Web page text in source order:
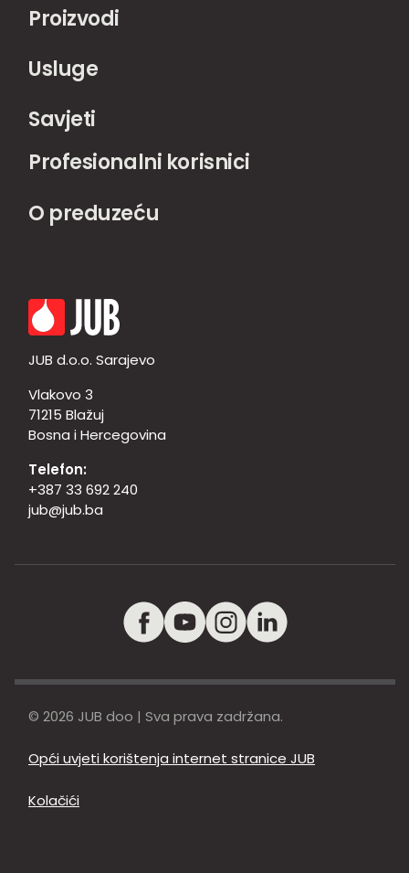
Proizvodi
Usluge
Savjeti
Profesionalni korisnici
O preduzeću
JUB d.o.o. Sarajevo
Vlakovo 3
71215 Blažuj
Bosna i Hercegovina
Telefon:
+387 33 692 240
jub@jub.ba
© 2026 JUB doo | Sva prava zadržana.
Opći uvjeti korištenja internet stranice JUB
Kolačići